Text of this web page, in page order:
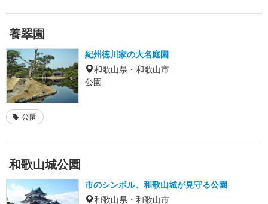
養翠園
紀州徳川家の大名庭園
和歌山県・和歌山市
公園
公園
和歌山城公園
市のシンボル、和歌山城が見守る公園
和歌山県・和歌山市